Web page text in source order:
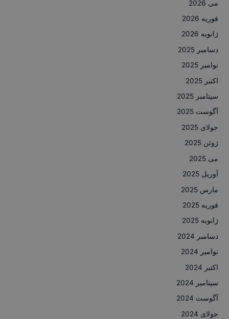
می 2026
فوریه 2026
ژانویه 2026
دسامبر 2025
نوامبر 2025
اکتبر 2025
سپتامبر 2025
آگوست 2025
جولای 2025
ژوئن 2025
می 2025
آوریل 2025
مارس 2025
فوریه 2025
ژانویه 2025
دسامبر 2024
نوامبر 2024
اکتبر 2024
سپتامبر 2024
آگوست 2024
جولای 2024